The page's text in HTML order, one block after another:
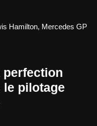
Hamilton, Mercedes GP
perfection
le pilotage